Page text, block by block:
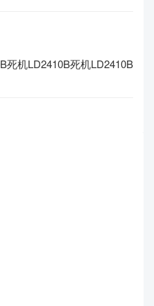
死机LD2410B死机LD2410B